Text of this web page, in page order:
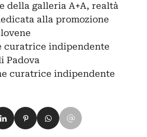
della galleria A+A, realtà
alla promozione
curatrice indipendente
Padova
curatrice indipendente
Facebook
su Xsu LinkedIn
Condividi su Pinterest
Condividi su WhatsApp
Condividi su Email